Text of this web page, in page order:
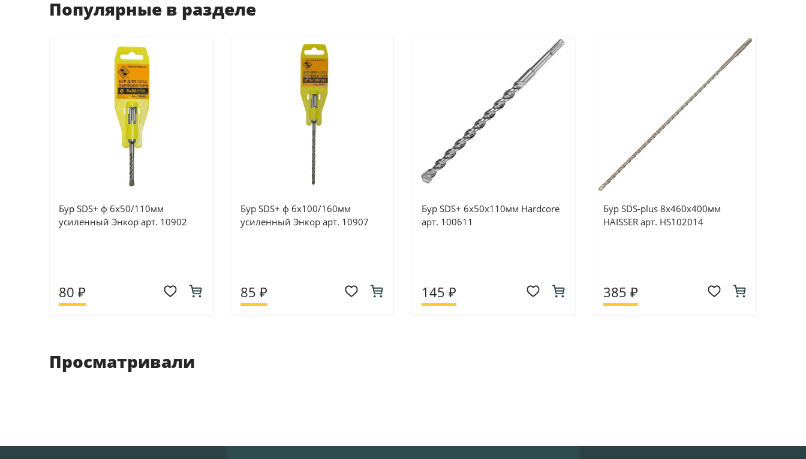
Банковской картой или наличными при получении в магазинах
ProffЭлектро по адресу Геленджикский проспект, 6/2 (база КПП)или по
адресу ул. Новороссийская 161И.
Для юридических лиц: переводом на расчетный счет при онлайн
оплате заказа на сайте.
Подробнее о способах оплаты можно узнать здесь - "Оплата"
Популярные в разделе
Бур SDS+ ф 6х50/110мм
усиленный Энкор арт. 10902
80 ₽
Бур SDS+ ф 6х100/160мм
усиленный Энкор арт. 10907
85 ₽
Бур SDS+ 6х50х110мм Hardcore
арт. 100611
145 ₽
Бур SDS-plus 8х460х400мм
HAISSER арт. HS102014
385 ₽
Просматривали